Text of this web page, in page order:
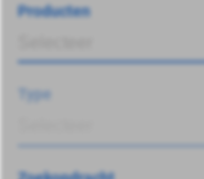
Producten
Type